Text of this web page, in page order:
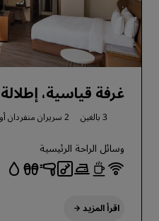
غرفة قياسية،
3 بالغين 2 سريران منفردان أو
وسائل الراحة الرئيسية
اقرأ المزيد